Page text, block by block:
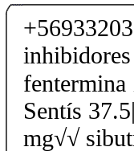
Sentís
mg√√